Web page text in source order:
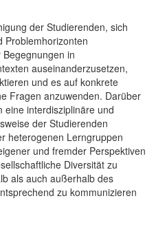
der Studierenden, sich
Problemhorizonten
in
auseinanderzusetzen,
und es auf konkrete
Fragen anzuwenden. Darüber
eine interdisziplinäre und
der Studierenden
heterogenen Lerngruppen
und fremder Perspektiven
Diversität zu
als auch außerhalb des
zu kommunizieren